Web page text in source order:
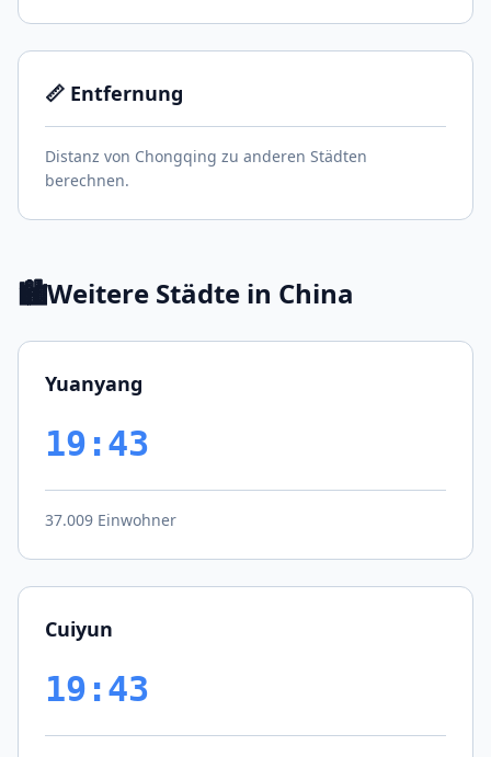
📏 Entfernung
Distanz von Chongqing zu anderen Städten
berechnen.
🏙️Weitere Städte in China
Yuanyang
19:43
37.009 Einwohner
Cuiyun
19:43